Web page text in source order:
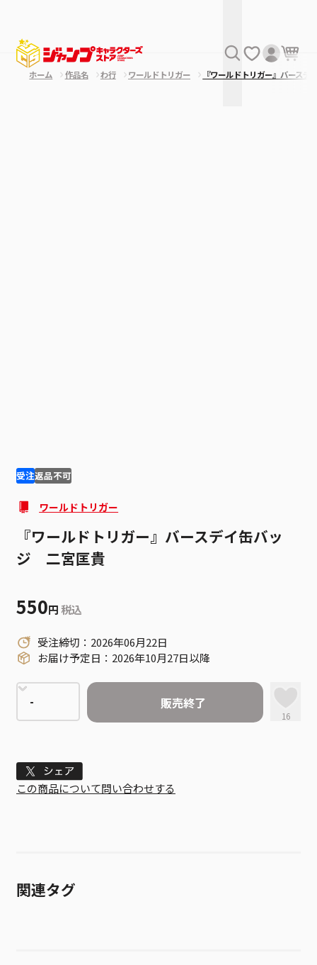
ホーム 作品名 わ行 ワールドトリガー 『ワールドトリガー』バース
受注返品不可
ワールドトリガー
『ワールドトリガー』バースデイ缶バッ
ジ 二宮匡貴
550円 税込
受注締切：2026年06月22日
お届け予定日：2026年10月27日以降
販売終了
16
Tweet
この商品について問い合わせする
関連タグ